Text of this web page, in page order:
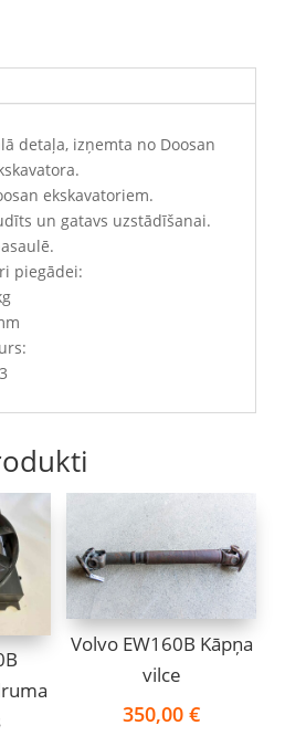
detaļa, izņemta no Doosan
ekskavatoriem.
un gatavs uzstādīšanai.
piegādei:
Volvo EW160B Kāpņa
vilce
350,00€